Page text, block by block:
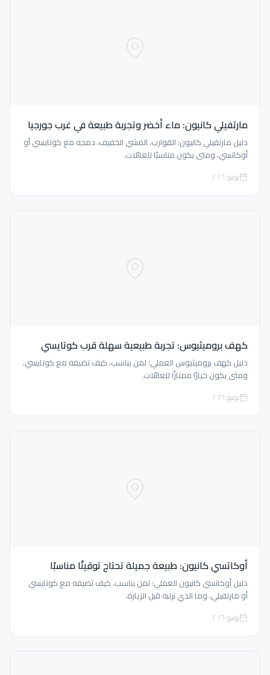
مارتفيلي كانيون: ماء أخضر وتجربة طبيعة في غرب جورجيا
دليل مارتفيلي كانيون: القوارب، المشي الخفيف، دمجه مع كوتايسي أو
أوكاتسي، ومتى يكون مناسبًا للعائلات.
يونيو ٢٠٢٦
كهف بروميثيوس: تجربة طبيعية سهلة قرب كوتايسي
دليل كهف بروميثيوس العملي: لمن يناسب، كيف تضيفه مع كوتايسي،
ومتى يكون خيارًا ممتازًا للعائلات.
يونيو ٢٠٢٦
أوكاتسي كانيون: طبيعة جميلة تحتاج توقيتًا مناسبًا
دليل أوكاتسي كانيون العملي: لمن يناسب، كيف تضيفه مع كوتايسي
أو مارتفيلي، وما الذي نرتبه قبل الزيارة.
يونيو ٢٠٢٦